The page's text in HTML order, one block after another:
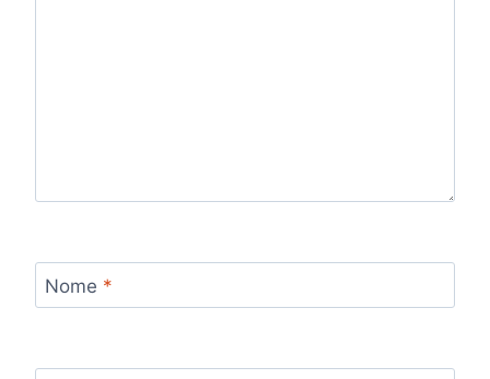
Nome *